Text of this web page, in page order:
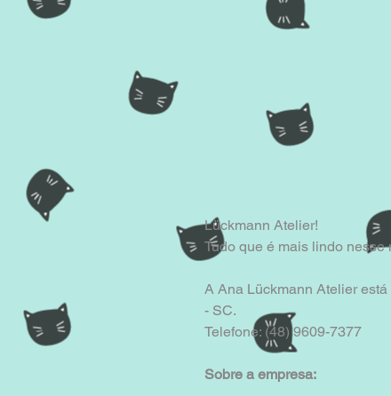
Lückmann Atelier!
Tudo que é mais lindo nesse
A Ana Lückmann Atelier
- SC.
Telefone: (48) 9609-7377
Sobre a empresa: